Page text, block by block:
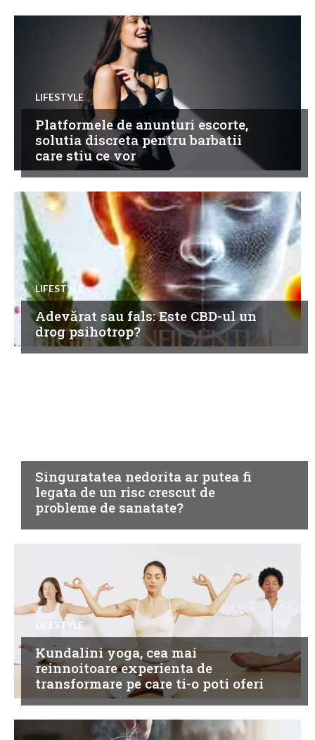
LIFESTYLE
Platformele de anunturi escorte,
solutia discreta pentru barbatii
care stiu ce vor
LIFESTYLE
Adevărat sau fals: Este CBD-ul un
drog psihotrop?
Singuratatea nedorita ar putea fi
legata de un risc crescut de
probleme de sanatate?
LIFESTYLE
Kundalini yoga, cea mai
reinnoitoare experienta de
transformare pe care ti-o poti oferi